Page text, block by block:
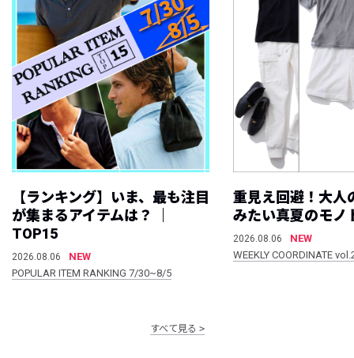
【ランキング】いま、最も注目
が集まるアイテムは？ ｜
TOP15
2026.08.06
NEW
POPULAR ITEM RANKING 7/30~8/5
重見え回避！大人
みたい真夏のモノ
2026.08.06
NEW
WEEKLY COORDINATE
すべて見る